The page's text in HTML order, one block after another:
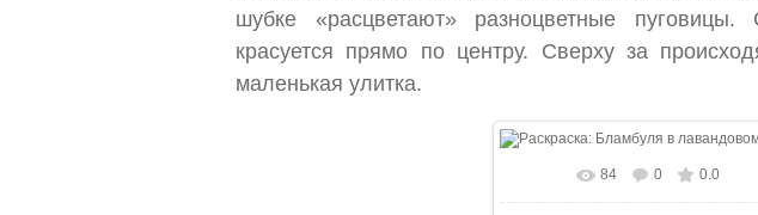
шубке «расцветают» разноцветные пуговицы.
красуется прямо по центру. Сверху за
маленькая улитка.
В реальном размере
84 0 0.0